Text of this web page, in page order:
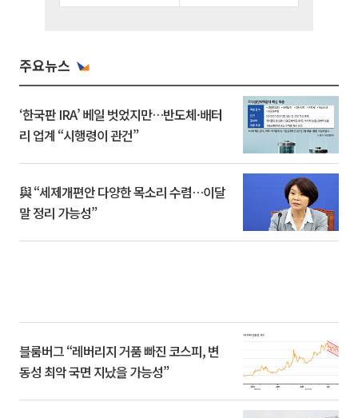
주요뉴스
‘한국판 IRA’ 베일 벗었지만…반도체·배터
리 업계 “시행령이 관건”
與 “세제개편안 다양한 목소리 수렴…이달
말 정리 가능성”
블룸버그 “레버리지 거품 빠진 코스피, 변
동성 최악 국면 지났을 가능성”